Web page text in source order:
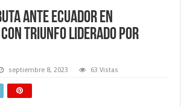
ante Ecuador en
triunfo liderado por
septiembre 8, 2023 63 Vistas